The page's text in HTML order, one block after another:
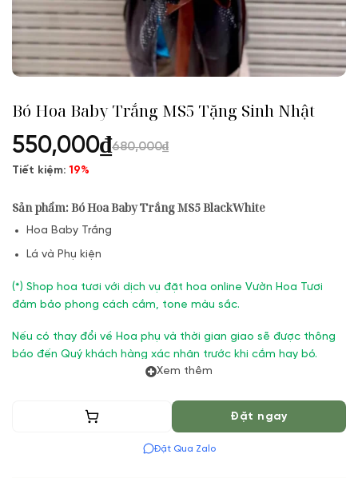
Bó Hoa Baby Trắng MS5 Tặng Sinh Nhật
550,000₫680,000₫
Tiết kiệm:19%
Sản phẩm: Bó Hoa Baby Trắng MS5 BlackWhite
Hoa Baby Trắng
Lá và Phụ kiện
(*) Shop hoa tươi với dịch vụ đặt hoa online Vườn Hoa Tươi
đảm bảo phong cách cắm, tone màu sắc.
Nếu có thay đổi về Hoa phụ và thời gian giao sẽ được thông
báo đến Quý khách hàng xác nhận trước khi cắm hay bó.
Xem thêm
Thêm vào giỏ Đặt ngay
Đặt Qua Zalo